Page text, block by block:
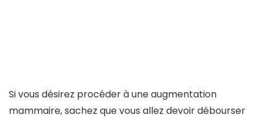
Si vous désirez procéder à une augmentation
mammaire, sachez que vous allez devoir débourser